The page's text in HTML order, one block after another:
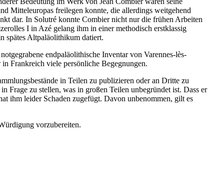
Mitteleuropas freilegen konnte, die allerdings weitgehend
dar. In Solutré konnte Combier nicht nur die frühen Arbeiten
I in Azé gelang ihm in einer methodisch erstklassig
spätes Altpaläolithikum datiert.
endpaläolithische Inventar von Varennes-lès-
Frankreich viele persönliche Begegnungen.
in Teilen zu publizieren oder an Dritte zu
Frage zu stellen, was in großen Teilen unbegründet ist. Dass er
ihm leider Schaden zugefügt. Davon unbenommen, gilt es
vorzubereiten.